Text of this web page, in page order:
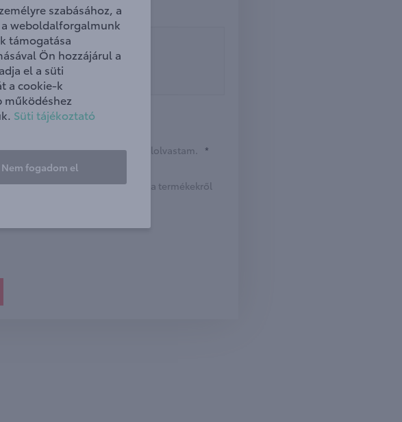
Adatkezelési Tájékoztatóját elolvastam. *
Sp z.o.o. számomra a Toyota termékekről
megjeleníteni.
szabásához, a
weboldalforgalmunk
támogatása
Ön hozzájárul a
el a süti
a cookie-k
működéshez
Süti tájékoztató
Nem fogadom el